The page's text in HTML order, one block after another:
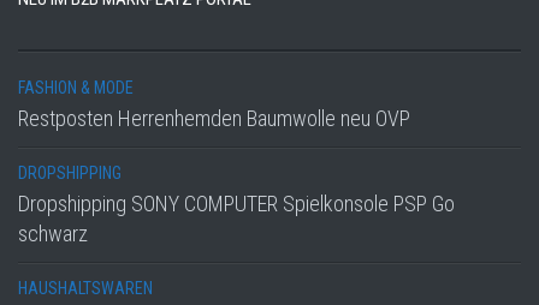
FASHION & MODE
Restposten Herrenhemden Baumwolle neu OVP
DROPSHIPPING
Dropshipping SONY COMPUTER Spielkonsole PSP Go
schwarz
HAUSHALTSWAREN